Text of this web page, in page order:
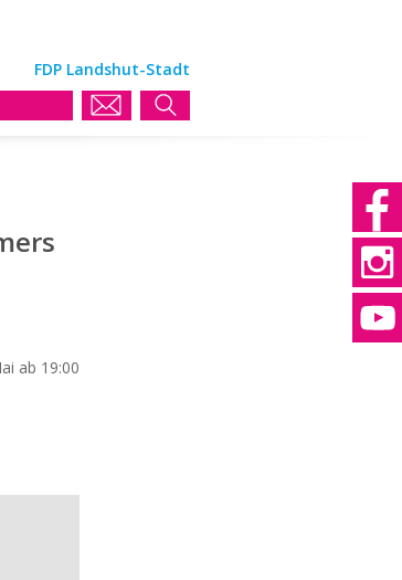
FDP Landshut-Stadt
ab 19:00